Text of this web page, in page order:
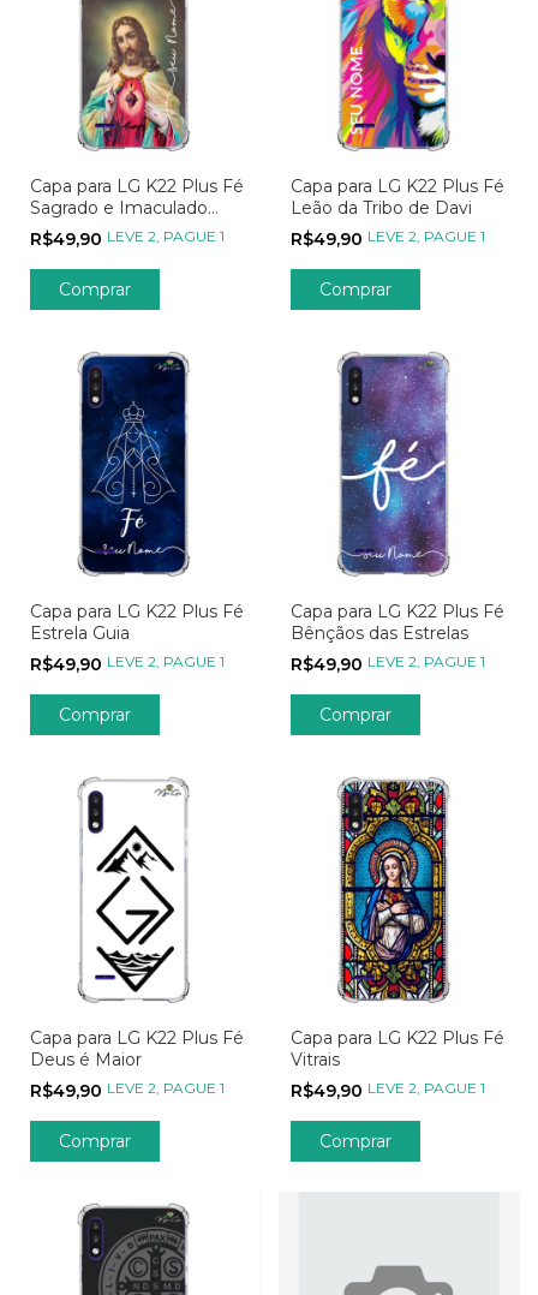
Capa para LG K22 Plus Fé
Sagrado e Imaculado
Coração
R$49,90 LEVE 2, PAGUE 1
Comprar
Capa para LG K22 Plus Fé
Leão da Tribo de Davi
R$49,90 LEVE 2, PAGUE 1
Comprar
Capa para LG K22 Plus Fé
Estrela Guia
R$49,90 LEVE 2, PAGUE 1
Comprar
Capa para LG K22 Plus Fé
Bênçãos das Estrelas
R$49,90 LEVE 2, PAGUE 1
Comprar
Capa para LG K22 Plus Fé
Deus é Maior
R$49,90 LEVE 2, PAGUE 1
Comprar
Capa para LG K22 Plus Fé
Vitrais
R$49,90 LEVE 2, PAGUE 1
Comprar